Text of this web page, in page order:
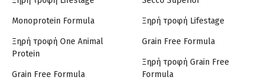
Monoprotein Formula
Ξηρή τροφή One Animal
Protein
Grain Free Formula
Ξηρή τροφή Lifestage
Grain Free Formula
Ξηρή τροφή Grain Free
Formula